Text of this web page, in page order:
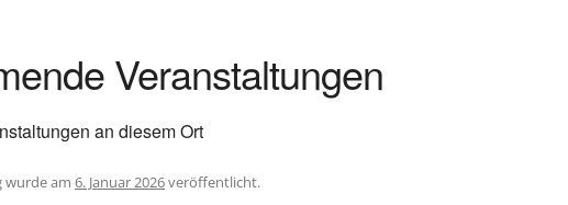
Veranstaltungen
an diesem Ort
wurdeam 6. Januar 2026veröffentlicht.